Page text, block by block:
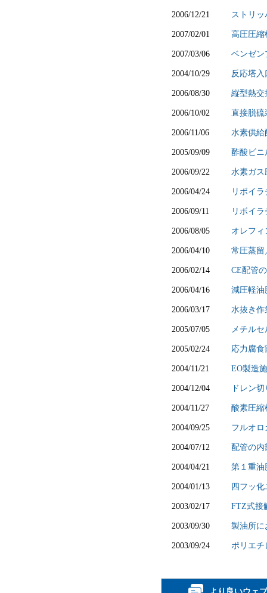
2006/12/21 ストリ
2007/02/01 高圧圧縮
2007/03/06 ベンゼン
2004/10/29 反応塔
2006/08/30 縦型熱交
2006/10/02 直接脱硫
2006/11/06 水素供給
2005/09/09 酢酸ビ
2006/09/22 水素ガス
2006/04/24 リボイ
2006/09/11 リボイ
2006/08/05 オレフ
2006/04/10 常圧蒸留
2006/02/14 CE配管
2006/04/16 減圧軽油
2006/03/17 水抜き作
2005/07/05 メチル
2005/02/24 応力腐
2004/11/21 EO製造
2004/12/04 ドレン
2004/11/27 酸素圧縮
2004/09/25 フルオ
2004/07/12 配管の
2004/04/21 第１重油
2004/01/13 四フッ
2003/02/17 FTZ式接
2003/09/30 製油所に
2003/09/24 ポリエチ